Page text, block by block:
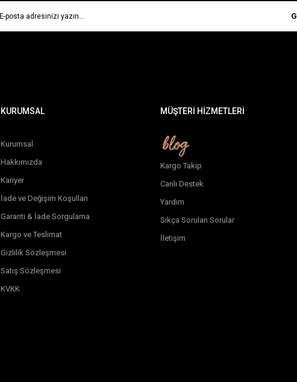
KURUMSAL
Kurumsal
Hakkımızda
Kariyer
İade ve Değişim Koşulları
Garanti & İade Sorgulama
Kargo ve Teslimat
Gizlilik Sözleşmesi
Satış Sözleşmesi
KVKK
MÜŞTERİ HİZMETLERİ
Kargo Takip
Canlı Destek
Yardım
Sıkça Sorulan Sorular
İletişim